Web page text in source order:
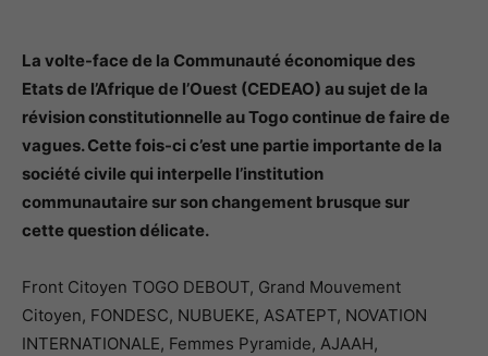
La volte-face de la Communauté économique des
Etats de l’Afrique de l’Ouest (CEDEAO) au sujet de la
révision constitutionnelle au Togo continue de faire de
vagues. Cette fois-ci c’est une partie importante de la
société civile qui interpelle l’institution
communautaire sur son changement brusque sur
cette question délicate.
Front Citoyen TOGO DEBOUT, Grand Mouvement
Citoyen, FONDESC, NUBUEKE, ASATEPT, NOVATION
INTERNATIONALE, Femmes Pyramide, AJAAH,